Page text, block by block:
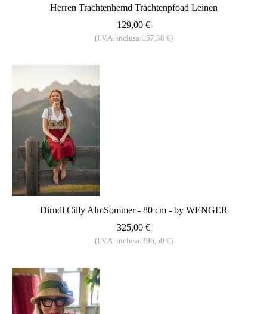
Herren Trachtenhemd Trachtenpfoad Leinen
129,00 €
(I.V.A. inclusa:157,38 €)
Dirndl Cilly AlmSommer - 80 cm - by WENGER
325,00 €
(I.V.A. inclusa:396,50 €)